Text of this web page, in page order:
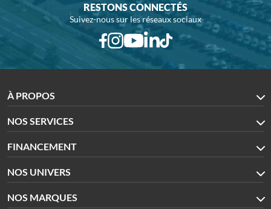
RESTONS CONNECTÉS
Suivez-nous sur les réseaux sociaux
À PROPOS
NOS SERVICES
FINANCEMENT
NOS UNIVERS
NOS MARQUES